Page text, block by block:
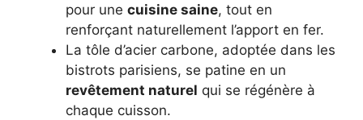
pour une cuisine saine, tout en
renforçant naturellement l’apport en fer.
La tôle d’acier carbone, adoptée dans les
bistrots parisiens, se patine en un
revêtement naturel qui se régénère à
chaque cuisson.